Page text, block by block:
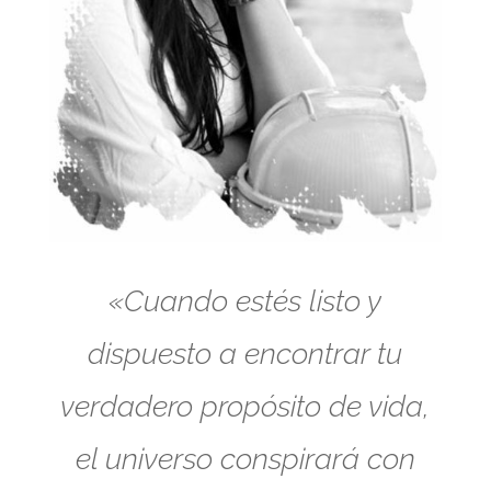
«Cuando estés listo y
dispuesto a encontrar tu
verdadero propósito de vida,
el universo conspirará con